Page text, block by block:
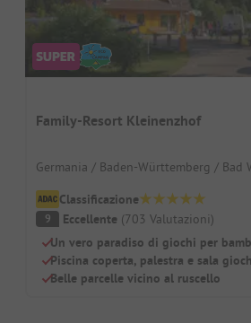
Family-Resort Kleinenzhof
Germania / Baden-Württemberg / Bad
Classificazione
9 Eccellente (703 Valutazioni)
Un vero paradiso di giochi per
Piscina coperta, palestra e sala
Belle parcelle vicino al ruscello